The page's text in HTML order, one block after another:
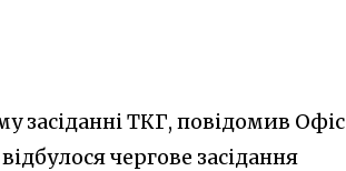
засіданні ТКГ, повідомив Офіс
чергове засідання